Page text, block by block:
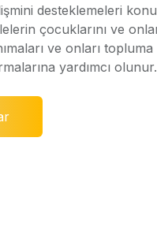
desteklemeleri
çocuklarını ve
ve onları
yardımcı olunur.